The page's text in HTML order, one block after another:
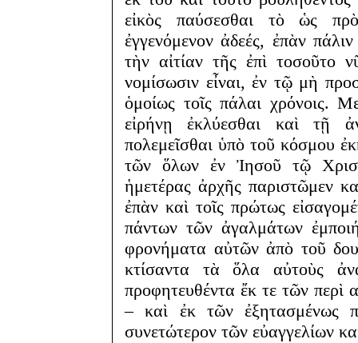
εἰκὸς παύσεσθαι τὸ ὡς
ἐγγενόμενον ἀδεές, ἐπὰν
τὴν αἰτίαν τῆς ἐπὶ τοσοῦτο
νομίσωσιν εἶναι, ἐν τῷ μὴ
ὁμοίως τοῖς πάλαι χρόνοις.
εἰρήνῃ ἐκλύεσθαι καὶ τῇ
πολεμεῖσθαι ὑπὸ τοῦ κόσμου
τῶν ὅλων ἐν Ἰησοῦ τῷ
ἡμετέρας ἀρχῆς παριστῶμεν
ἐπὰν καὶ τοῖς πρώτως
πάντων τῶν ἀγαλμάτων
φρονήματα αὐτῶν ἀπὸ τοῦ
κτίσαντα τὰ ὅλα αὐτοὺς
προφητευθέντα ἔκ τε τῶν περὶ
– καὶ ἐκ τῶν ἐξητασμένως
συνετώτερον τῶν εὐαγγελίων